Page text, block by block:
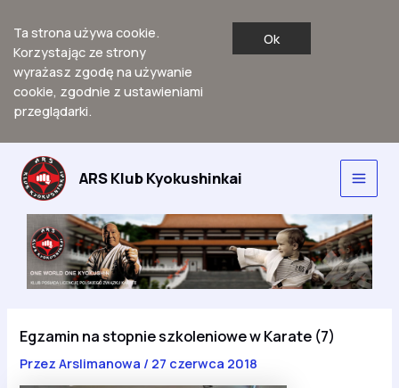
Ta strona używa cookie.
Korzystając ze strony
wyrażasz zgodę na używanie
cookie, zgodnie z ustawieniami
przeglądarki.
Ok
Przejdź
treści
ARS Klub Kyokushinkai
Main
Egzamin na stopnie szkoleniowe w Karate (7)
PrzezArslimanowa / 27 czerwca 2018